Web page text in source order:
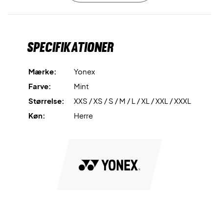
varme ud og lade kølig luft cirkulere, så du kan præstere på
som reducerer gener fra statisk elektricitet og giver en
behagelig pasform. Det innovative Precision Move-design
sikrer desuden en optimal bevægelsesfrihed, så du kan
Yonex T-shirt det perfekte valg til spillere, der ønsker
komfort, stil og høj ydeevne på banen.
Specifikationer
Mærke:
Yonex
Farve:
Mint
Størrelse:
XXS / XS / S / M / L / XL / XXL / XXXL
Køn:
Herre